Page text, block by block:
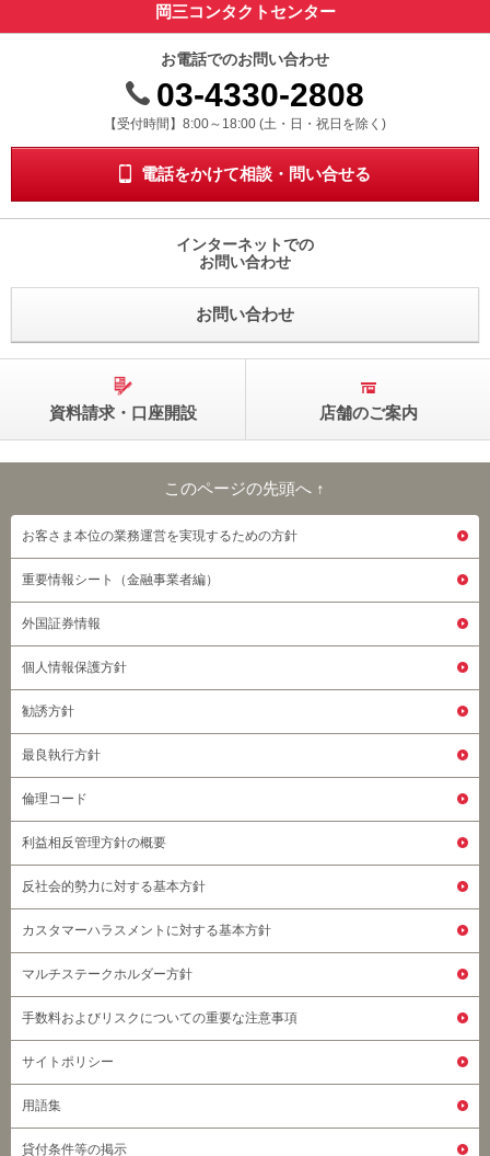
岡三コンタクトセンター
お電話でのお問い合わせ
03-4330-2808
受付時間 8時から18時 ドニチシュクジツを除く
【受付時間】8:00～18:00 (土・日・祝日を除く)
電話をかけて相談・問い合せる
インターネットでの
お問い合わせ
お問い合わせ
資料請求・口座開設 店舗のご案内
このページの先頭へ
このページの先頭へ ↑
お客さま本位の業務運営を実現するための方針
重要情報シート（金融事業者編）
外国証券情報
個人情報保護方針
勧誘方針
最良執行方針
倫理コード
利益相反管理方針の概要
反社会的勢力に対する基本方針
カスタマーハラスメントに対する基本方針
マルチステークホルダー方針
手数料およびリスクについての重要な注意事項
サイトポリシー
用語集
貸付条件等の掲示